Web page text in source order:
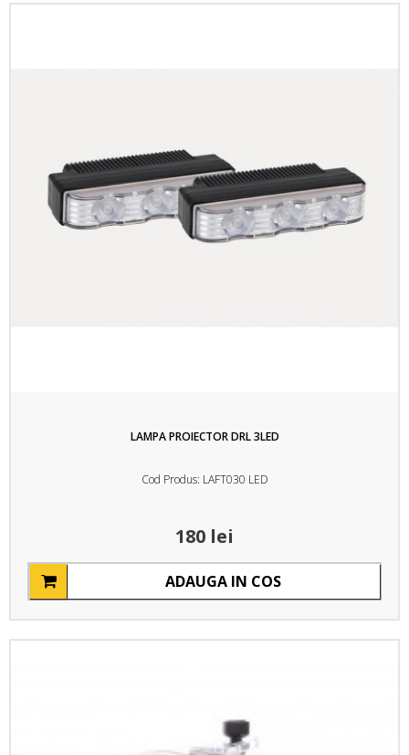
LAMPA PROIECTOR DRL 3LED
Cod Produs: LAFT030 LED
180 lei
ADAUGA IN COS